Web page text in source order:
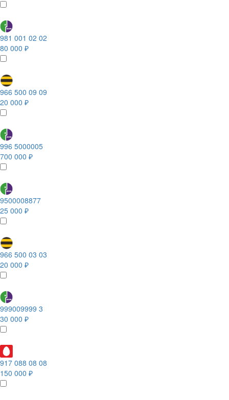
981 001 02 02
80 000 ₽
966 500 09 09
20 000 ₽
996 5000005
700 000 ₽
9500008877
25 000 ₽
966 500 03 03
20 000 ₽
999009999 3
30 000 ₽
917 088 08 08
150 000 ₽